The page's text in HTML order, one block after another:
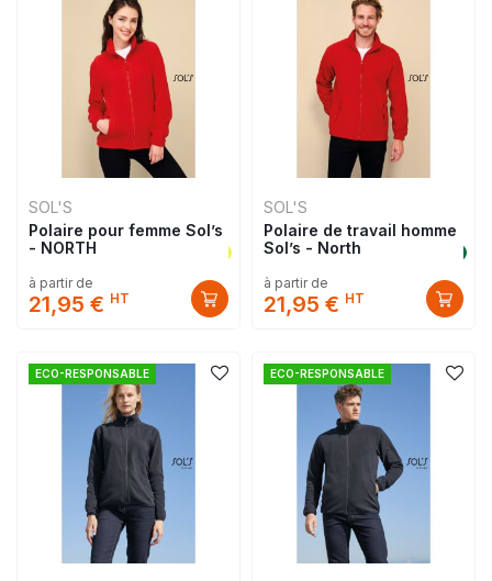
SOL'S
Polaire pour femme Sol’s
- NORTH
à partir de
21,95 € HT
SOL'S
Polaire de travail homme
Sol’s - North
à partir de
21,95 € HT
ECO-RESPONSABLE ECO-RESPONSABLE